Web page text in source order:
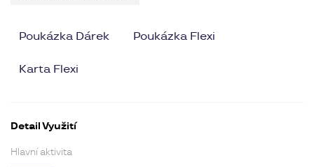
Poukázka Dárek Poukázka Flexi
Karta Flexi
Detail Využití
Hlavní aktivita